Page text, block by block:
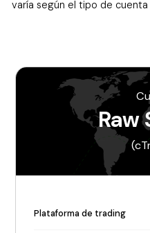
varía según el tipo de
Raw
Plataforma de trading